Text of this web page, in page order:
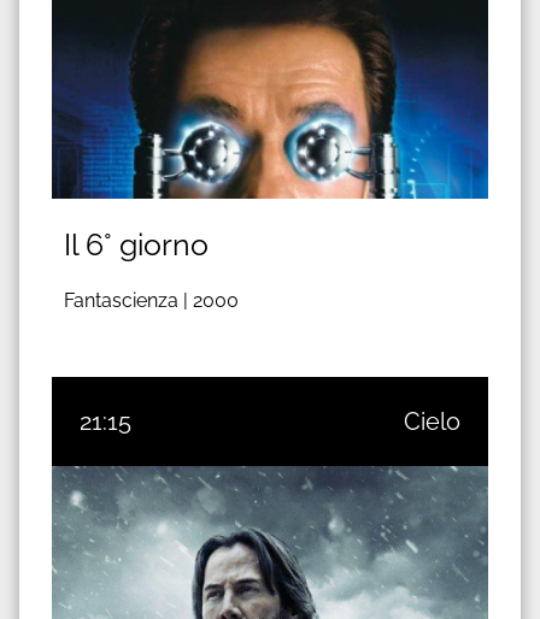
Il 6° giorno
Fantascienza | 2000
21:15 Cielo